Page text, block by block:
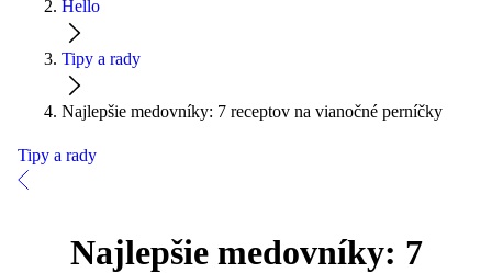
Hello
Tipy a rady
Najlepšie medovníky: 7 receptov na vianočné perníčky
Tipy a rady
Najlepšie medovníky: 7